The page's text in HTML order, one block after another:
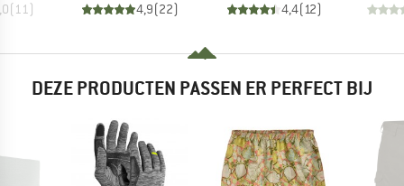
( 11) 4,9(22)
4,4( 12)
DEZE PRODUCTEN PASSEN ER PERFECT BIJ